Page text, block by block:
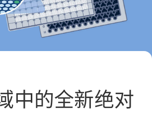
中的全新绝对